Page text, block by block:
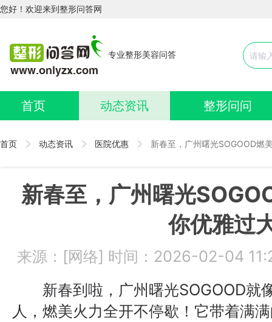
您好！欢迎来到整形问答网
专业整形美容问答
首页 动态资讯 整形问问
首页 动态资讯 医院优惠 新春至，广州曙光SOGOOD燃
新春至，广州曙光
你优雅过
来源：[网络] 时间：2026-02-04
新春到啦，广州曙光SOGOOD就
人，燃美火力全开不停歇！它带着满